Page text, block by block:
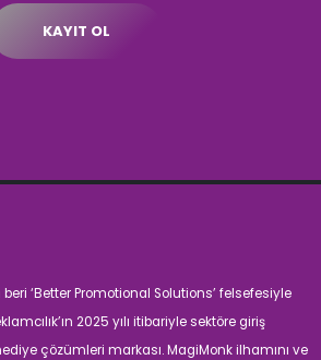
KAYIT OL
beri ‘Better Promotional Solutions’ felsefesiyle
2025 yılı itibariyle sektöre giriş
çözümleri markası. MagiMonk ilhamını ve